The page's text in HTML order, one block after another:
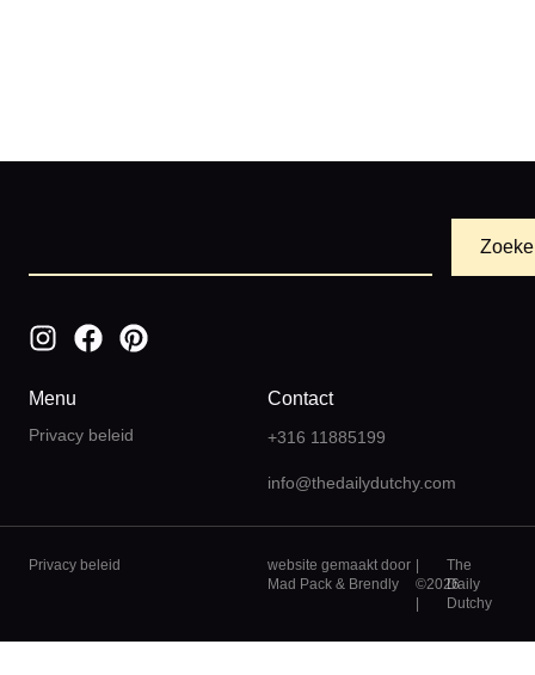
Menu
Privacy beleid
Contact
+316 11885199
info@thedailydutchy.com
Privacy beleid
website gemaakt door
Mad Pack & Brendly
©2026
The
Daily
Dutchy